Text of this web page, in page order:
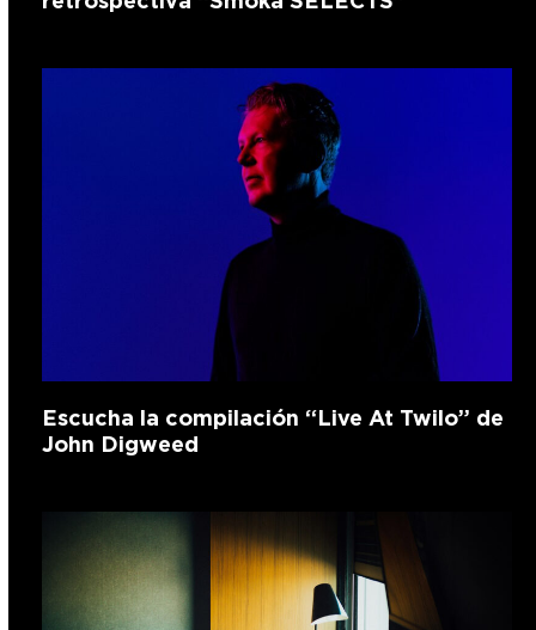
Escucha la compilación “Live At Twilo” de
John Digweed